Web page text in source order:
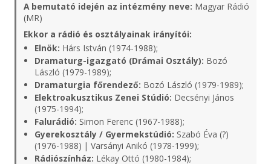
A bemutató idején az intézmény neve: Magyar Rádió
(MR)
Ekkor a rádió és osztályainak irányítói:
Elnök: Hárs István (1974-1988);
Dramaturg-igazgató (Drámai Osztály): Bozó
László (1979-1989);
Dramaturgia főrendező: Bozó László (1979-1989);
Elektroakusztikus Zenei Stúdió: Decsényi János
(1975-1994);
Falurádió: Simon Ferenc (1967-1988);
Gyerekosztály / Gyermekstúdió: Szabó Éva (?)
(1976-1988) | Varsányi Anikó (1978-1999);
Rádiószínház: Lékay Ottó (1980-1984);